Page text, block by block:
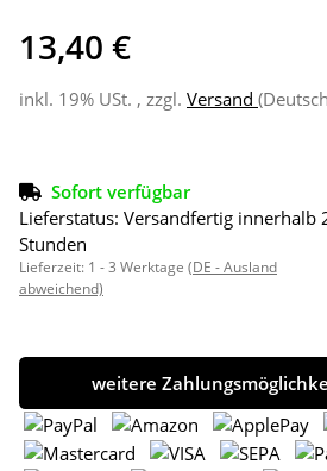
13,40 €
inkl. 19% USt. , zzgl. Versand
Sofort verfügbar
Lieferstatus: Versandfertig innerhalb
Stunden
Lieferzeit: 1 - 3 Werktage (DE - Ausland
abweichend)
weitere